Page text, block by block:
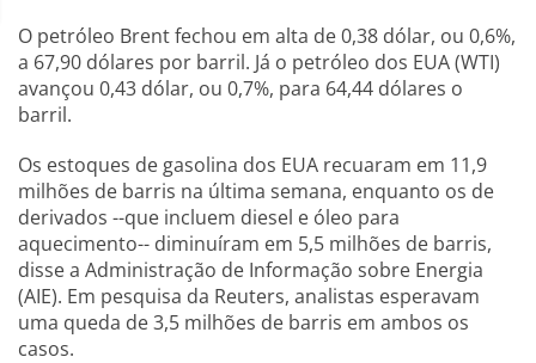
O petróleo Brent fechou em alta de 0,38 dólar, ou 0,6%,
a 67,90 dólares por barril. Já o petróleo dos EUA (WTI)
avançou 0,43 dólar, ou 0,7%, para 64,44 dólares o
barril.
Os estoques de gasolina dos EUA recuaram em 11,9
milhões de barris na última semana, enquanto os de
derivados --que incluem diesel e óleo para
aquecimento-- diminuíram em 5,5 milhões de barris,
disse a Administração de Informação sobre Energia
(AIE). Em pesquisa da Reuters, analistas esperavam
uma queda de 3,5 milhões de barris em ambos os
casos.